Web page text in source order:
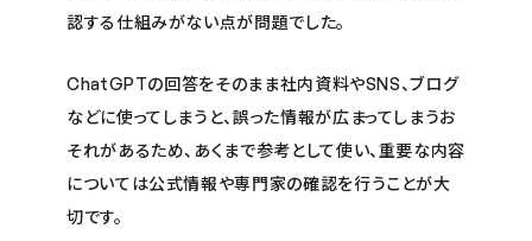
認する仕組みがない点が問題でした。
ChatGPTの回答をそのまま社内資料やSNS、ブログ
などに使ってしまうと、誤った情報が広まってしまうお
それがあるため、あくまで参考として使い、重要な内容
については公式情報や専門家の確認を行うことが大
切です。